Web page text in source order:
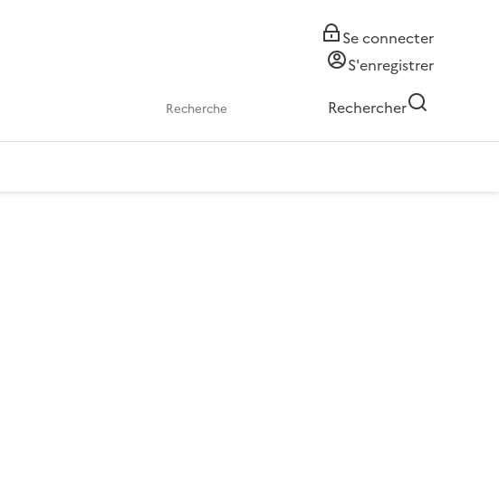
Se connecter
S'enregistrer
Rechercher